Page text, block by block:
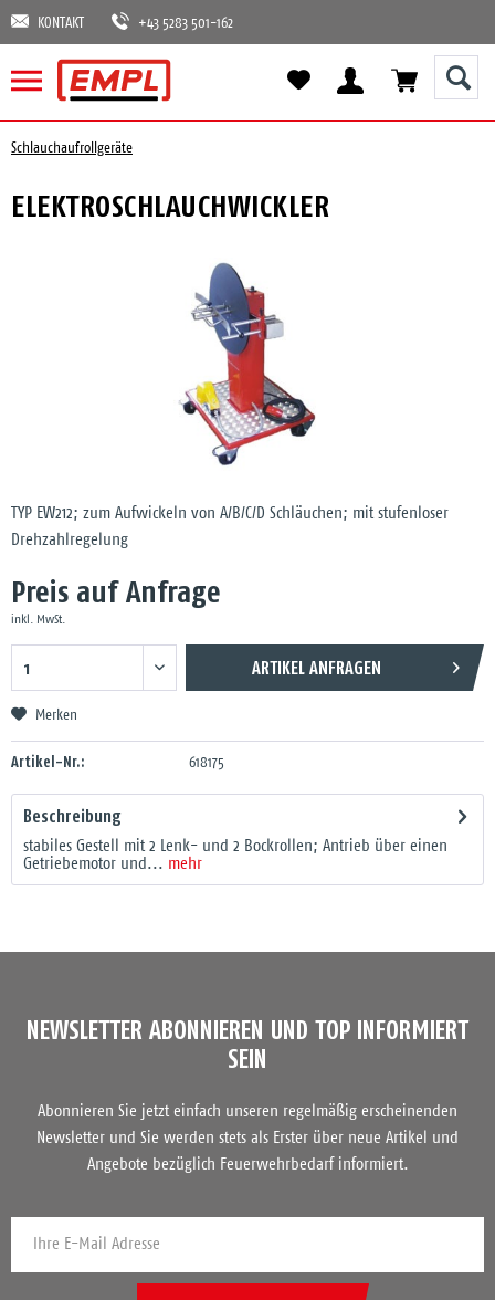
KONTAKT +43 5283 501-162
Schlauchaufrollgeräte
ELEKTROSCHLAUCHWICKLER
TYP EW212; zum Aufwickeln von A/B/C/D Schläuchen; mit stufenloser
Drehzahlregelung
Preis auf Anfrage
inkl. MwSt.
ARTIKEL ANFRAGEN
Merken
Artikel-Nr.: 618175
Beschreibung
stabiles Gestell mit 2 Lenk- und 2 Bockrollen; Antrieb über einen
Getriebemotor und... mehr
NEWSLETTER ABONNIEREN UND TOP INFORMIERT
SEIN
Abonnieren Sie jetzt einfach unseren regelmäßig erscheinenden
Newsletter und Sie werden stets als Erster über neue Artikel und
Angebote bezüglich Feuerwehrbedarf informiert.